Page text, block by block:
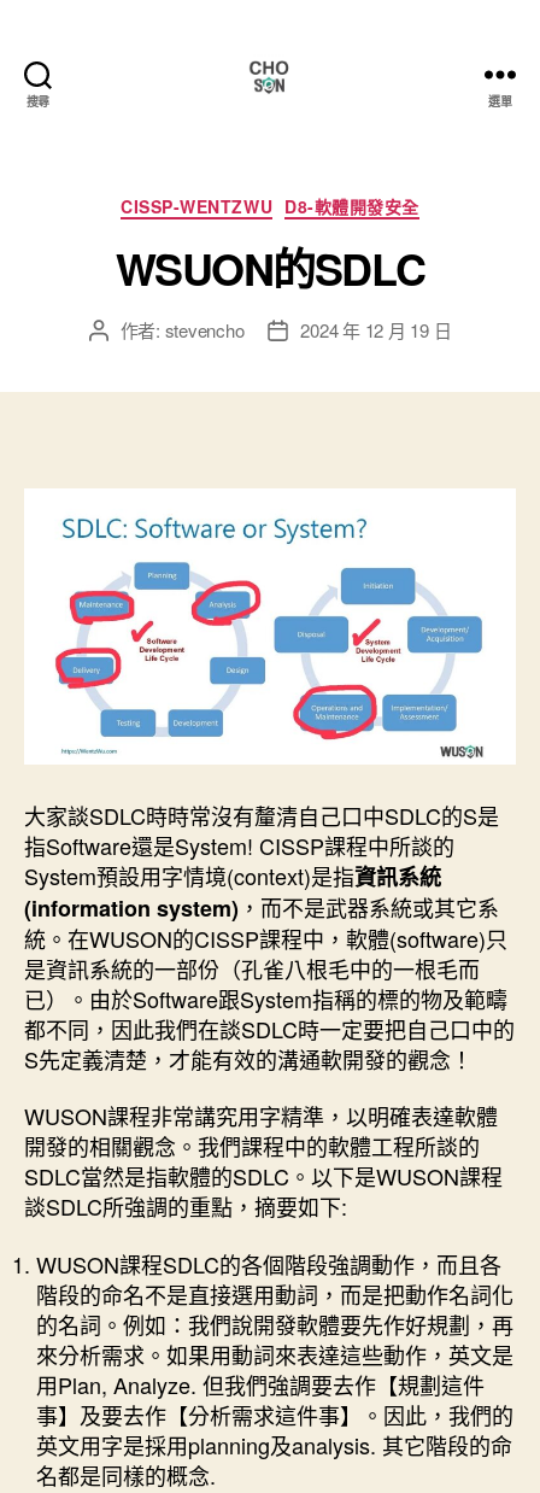
搜尋
大
小
事
選單
分
類
CISSP-WENTZWU D8-軟體開發安全
WSUON的SDLC
文 作者: stevencho
文 2024 年 12 月 19 日
大家談SDLC時時常沒有釐清自己口中SDLC的S是
指Software還是System! CISSP課程中所談的
System預設用字情境(context)是指資訊系統
(information system) ，而不是武器系統或其它系
統。在WUSON的CISSP課程中，軟體(software)只
是資訊系統的一部份（孔雀八根毛中的一根毛而
已）。由於Software跟System指稱的標的物及範疇
都不同，因此我們在談SDLC時一定要把自己口中的
S先定義清楚，才能有效的溝通軟開發的觀念！
WUSON課程非常講究用字精準，以明確表達軟體
開發的相關觀念。我們課程中的軟體工程所談的
SDLC當然是指軟體的SDLC。以下是WUSON課程
談SDLC所強調的重點，摘要如下:
WUSON課程SDLC的各個階段強調動作，而且各
階段的命名不是直接選用動詞，而是把動作名詞化
的名詞。例如：我們說開發軟體要先作好規劃，再
來分析需求。如果用動詞來表達這些動作，英文是
用Plan, Analyze. 但我們強調要去作【規劃這件
事】及要去作【分析需求這件事】。因此，我們的
英文用字是採用planning及analysis. 其它階段的命
名都是同樣的概念.